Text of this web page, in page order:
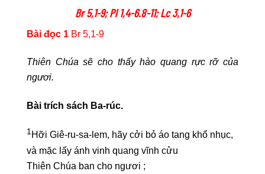
Br 5,1-9; Pl 1,4-6.8-11; Lc 3,1-6
Bài đọc 1 Br 5,1-9
Thiên Chúa sẽ cho thấy hào quang rực rỡ của
ngươi.
Bài trích sách Ba-rúc.
1Hỡi Giê-ru-sa-lem, hãy cởi bỏ áo tang khổ nhục,
và mặc lấy ánh vinh quang vĩnh cửu
Thiên Chúa ban cho ngươi ;